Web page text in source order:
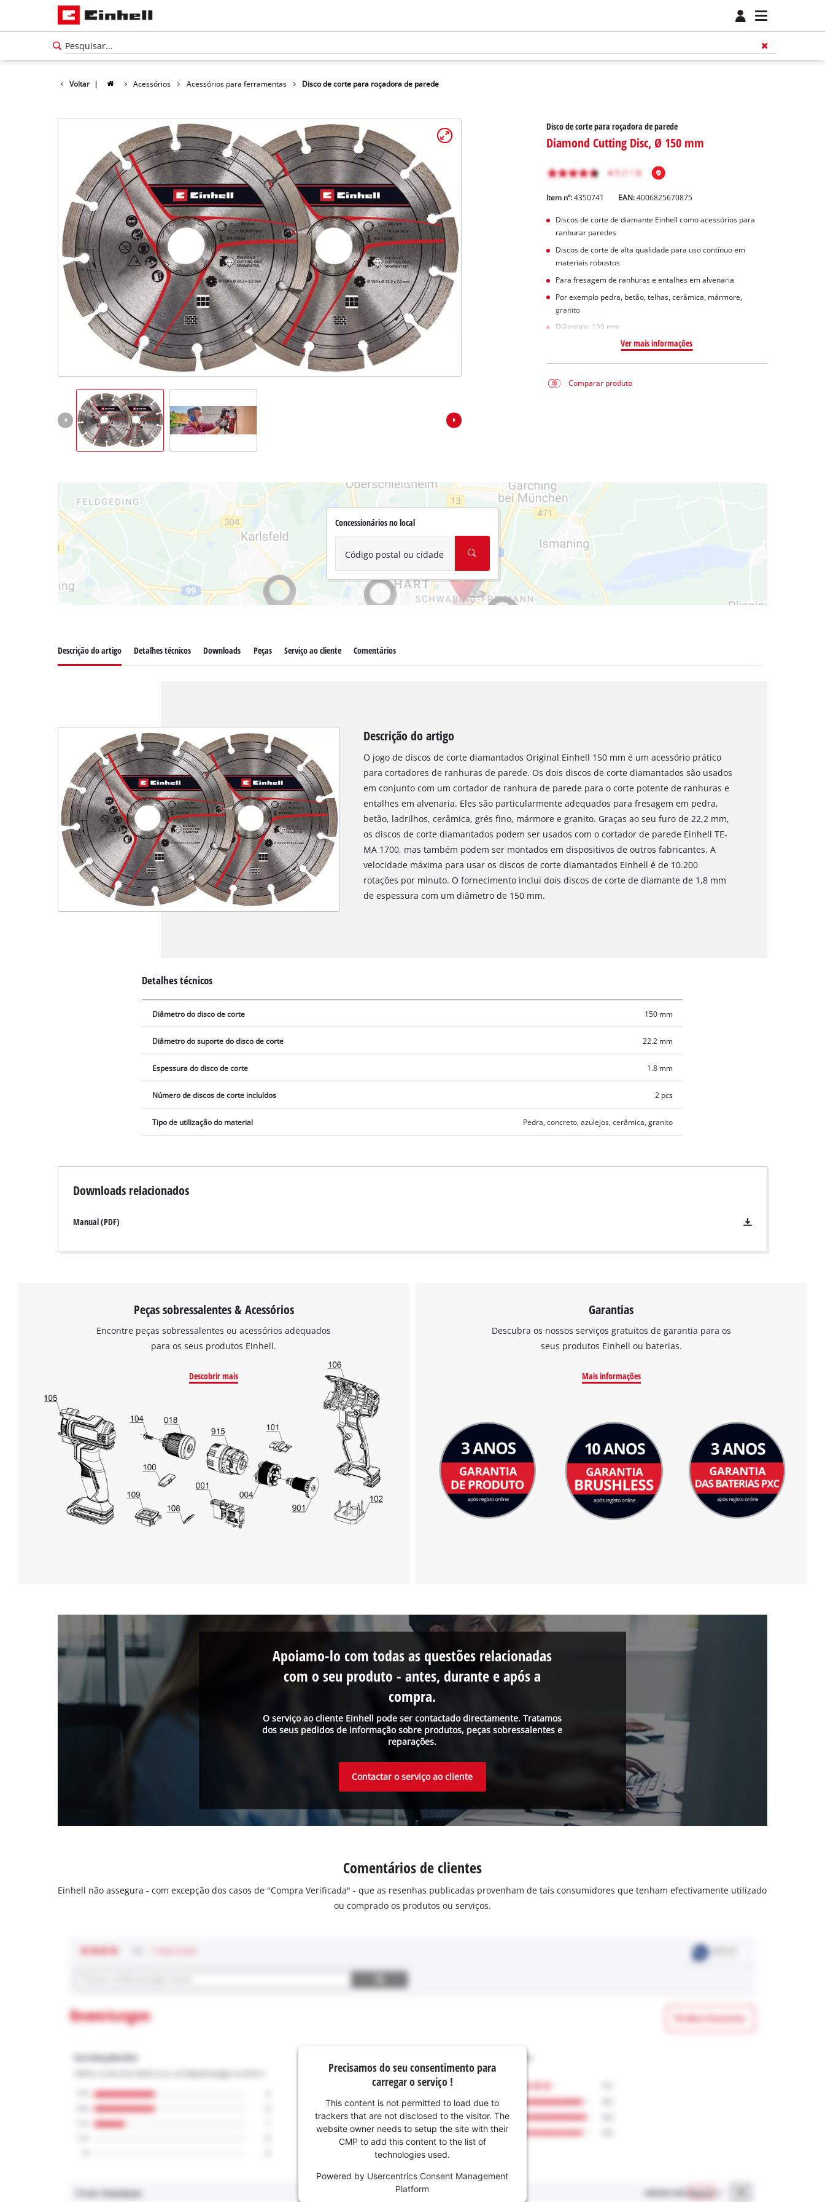
Português
Voltar | Acessórios Acessórios para ferramentas Disco de corte para roçadora de parede
Disco de corte para roçadora de parede
Diamond Cutting Disc, Ø 150 mm
Item nº: 4350741 EAN:4006825670875
Discos de corte de diamante Einhell como acessórios para
ranhurar paredes
Discos de corte de alta qualidade para uso contínuo em
materiais robustos
Para fresagem de ranhuras e entalhes em alvenaria
Por exemplo pedra, betão, telhas, cerâmica, mármore,
granito
Diâmetro: 150 mm
Ver mais informações
Comparar produto
Concessionários no local
Código postal ou cidade
Precisamos do seu consentimento para
Descrição do artigo Detalhes técnicos Downloads Peças Serviço ao cliente Comentários
Descrição do artigo
O jogo de discos de corte diamantados Original Einhell 150 mm é um acessório prático
para cortadores de ranhuras de parede. Os dois discos de corte diamantados são usados
em conjunto com um cortador de ranhura de parede para o corte potente de ranhuras e
entalhes em alvenaria. Eles são particularmente adequados para fresagem em pedra,
betão, ladrilhos, cerâmica, grés fino, mármore e granito. Graças ao seu furo de 22,2 mm,
os discos de corte diamantados podem ser usados com o cortador de parede Einhell TE-
MA 1700, mas também podem ser montados em dispositivos de outros fabricantes. A
velocidade máxima para usar os discos de corte diamantados Einhell é de 10.200
rotações por minuto. O fornecimento inclui dois discos de corte de diamante de 1,8 mm
de espessura com um diâmetro de 150 mm.
Detalhes técnicos
Diâmetro do disco de corte 150 mm
Diâmetro do suporte do disco de corte 22.2 mm
Espessura do disco de corte 1.8 mm
Número de discos de corte incluídos 2 pcs
Tipo de utilização do material Pedra, concreto, azulejos, cerâmica, granito
Downloads relacionados
Manual (PDF)
Peças sobressalentes & Acessórios
Encontre peças sobressalentes ou acessórios adequados
para os seus produtos Einhell.
Descobrir mais
Garantias
Descubra os nossos serviços gratuitos de garantia para os
seus produtos Einhell ou baterias.
Mais informações
O serviço ao cliente Einhell pode ser contactado directamente. Tratamos
dos seus pedidos de informação sobre produtos, peças sobressalentes e
reparações.
Apoiamo-lo com todas as questões relacionadas
com o seu produto - antes, durante e após a
compra.
Contactar o serviço ao cliente
Comentários de clientes
Einhell não assegura - com excepção dos casos de "Compra Verificada" - que as resenhas publicadas provenham de tais consumidores que tenham efectivamente utilizado
ou comprado os produtos ou serviços.
Precisamos do seu consentimento para
carregar o serviço !
This content is not permitted to load due to
trackers that are not disclosed to the visitor. The
website owner needs to setup the site with their
CMP to add this content to the list of
technologies used.
Powered by Usercentrics Consent Management
Platform